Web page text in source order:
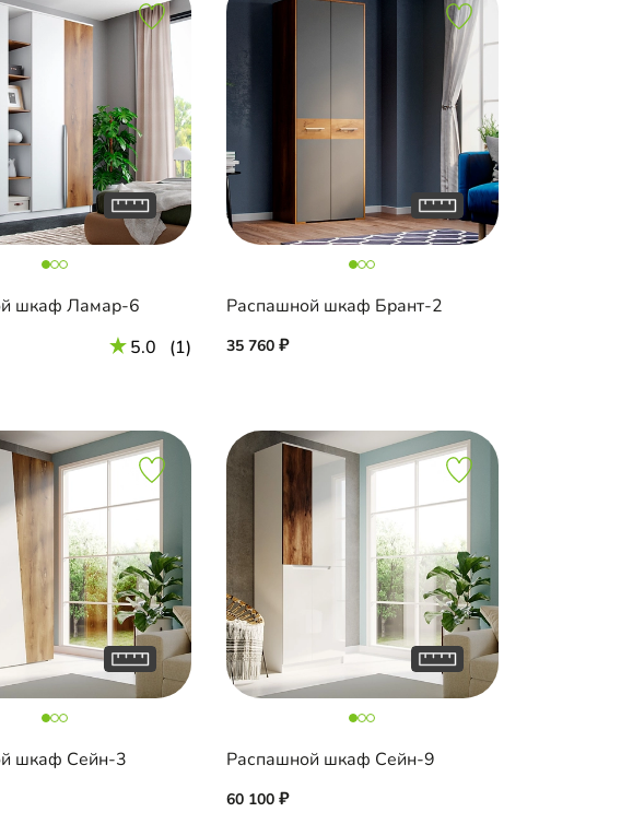
шкаф Ламар-6
5.0 (1)
Распашной шкаф Брант-2
35 760
шкаф Сейн-3 Распашной шкаф Сейн-9
60 100